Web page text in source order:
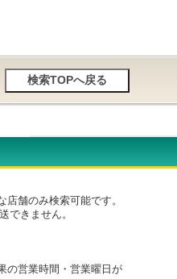
舗のみ検索可能です。
きません。
の営業時間・営業曜日が